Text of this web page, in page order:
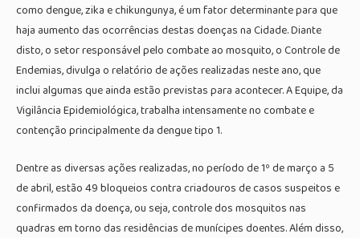
como dengue, zika e chikungunya, é um fator determinante para que
haja aumento das ocorrências destas doenças na Cidade. Diante
disto, o setor responsável pelo combate ao mosquito, o Controle de
Endemias, divulga o relatório de ações realizadas neste ano, que
inclui algumas que ainda estão previstas para acontecer. A Equipe, da
Vigilância Epidemiológica, trabalha intensamente no combate e
contenção principalmente da dengue tipo 1.
Dentre as diversas ações realizadas, no período de 1º de março a 5
de abril, estão 49 bloqueios contra criadouros de casos suspeitos e
confirmados da doença, ou seja, controle dos mosquitos nas
quadras em torno das residências de munícipes doentes. Além disso,